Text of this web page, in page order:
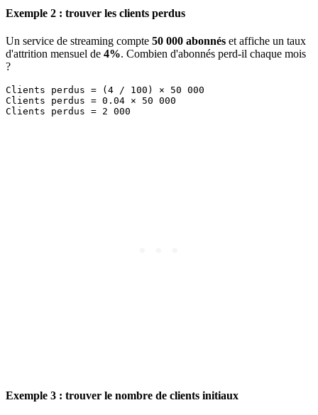
Exemple 2 : trouver les clients perdus
Un service de streaming compte 50 000 abonnés et affiche un taux
d'attrition mensuel de 4%. Combien d'abonnés perd-il chaque mois
?
Clients perdus = (4 / 100) × 50 000
Clients perdus = 0.04 × 50 000
Exemple 3 : trouver le nombre de clients initiaux